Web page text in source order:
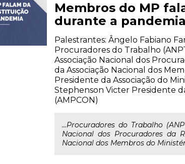
Membros do MP
durante a pandemia
Palestrantes: Ângelo Fabiano
Procuradores do Trabalho
Associação Nacional dos
da Associação Nacional dos
Presidente da Associação do
Stephenson Victer Presidente
(AMPCON)
...Procuradores do Trabalho
Nacional dos Procuradores da
Nacional dos Membros do